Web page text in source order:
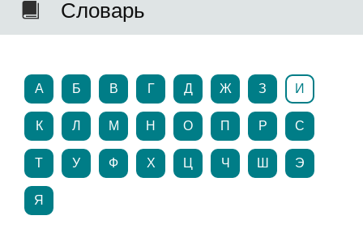
Словарь
А Б В Г Д Ж З И
К Л М Н О П Р С
Т У Ф Х Ц Ч Ш Э
Я